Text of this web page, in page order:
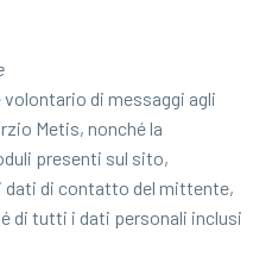
di messaggi agli
Metis, nonché la
presenti sul sito,
dati di contatto del mittente,
di tutti i dati personali inclusi